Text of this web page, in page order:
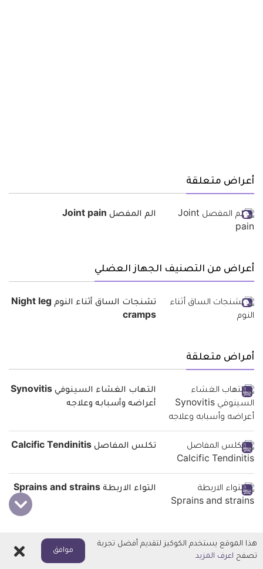
أعراض متعلقة
الم المفصل Joint pain
أعراض من التصنيف الجهاز العضلي
تشنجات الساق أثناء النوم Night leg
cramps
أمراض متعلقة
التهاب الغشاء السينوفي Synovitis
أعراضه وأسبابه وعلاجه
تكلس المفاصل Calcific Tendinitis
التواء الاربطة Sprains and strains
مقالات متعلقة
هذا الموقع يستخدم الكوكيز لتقديم أفضل تجربة
تصفح اعرف المزيد
موافق اغلاق